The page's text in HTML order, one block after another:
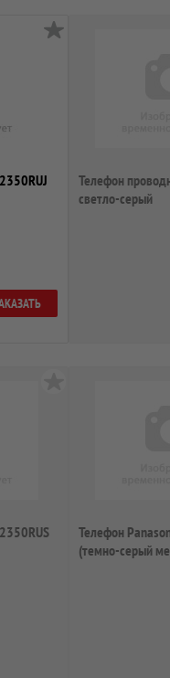
Телефон
светло-серый
Телефон
(темно-серый